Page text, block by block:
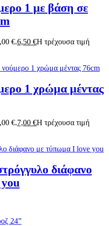
1 με βάση σε
€.6,50 €Η τρέχουσα τιμή
1 χρώμα μέντας
€.7,00 €Η τρέχουσα τιμή
διάφανο